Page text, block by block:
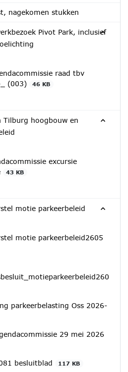
nagekomen stukken
Pivot Park, inclusief
raad tbv
(003)
46 KB
Tilburg hoogbouw en
excursie
43 KB
motie parkeerbeleid
motie parkeerbeleid2605
parkeerbelasting Oss 2026-
29 mei 2026
besluitblad 117 KB